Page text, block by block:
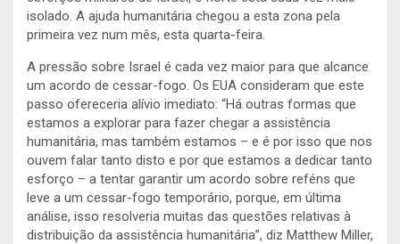
isolado. A ajuda humanitária chegou a esta zona pela
primeira vez num mês, esta quarta-feira.
A pressão sobre Israel é cada vez maior para que alcance
um acordo de cessar-fogo. Os EUA consideram que este
passo ofereceria alívio imediato: “Há outras formas que
estamos a explorar para fazer chegar a assistência
humanitária, mas também estamos – e é por isso que nos
ouvem falar tanto disto e por que estamos a dedicar tanto
esforço – a tentar garantir um acordo sobre reféns que
leve a um cessar-fogo temporário, porque, em última
análise, isso resolveria muitas das questões relativas à
distribuição da assistência humanitária”, diz Matthew Miller,